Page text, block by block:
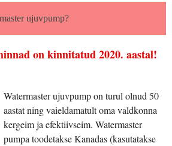
ujuvpump?
on kinnitatud 2020. aastal!
Watermaster ujuvpump on turul olnud 50
aastat ning vaieldamatult oma valdkonna
kergeim ja efektiivseim. Watermaster
pumpa toodetakse Kanadas (kasutatakse